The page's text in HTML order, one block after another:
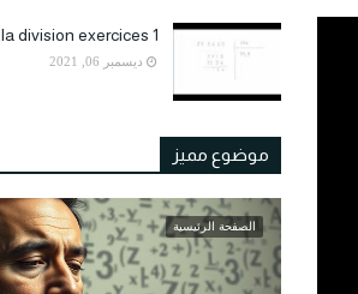
la division exercices 1.
ديسمبر 06, 2021
موضوع مميز
الصفحة الرئيسية